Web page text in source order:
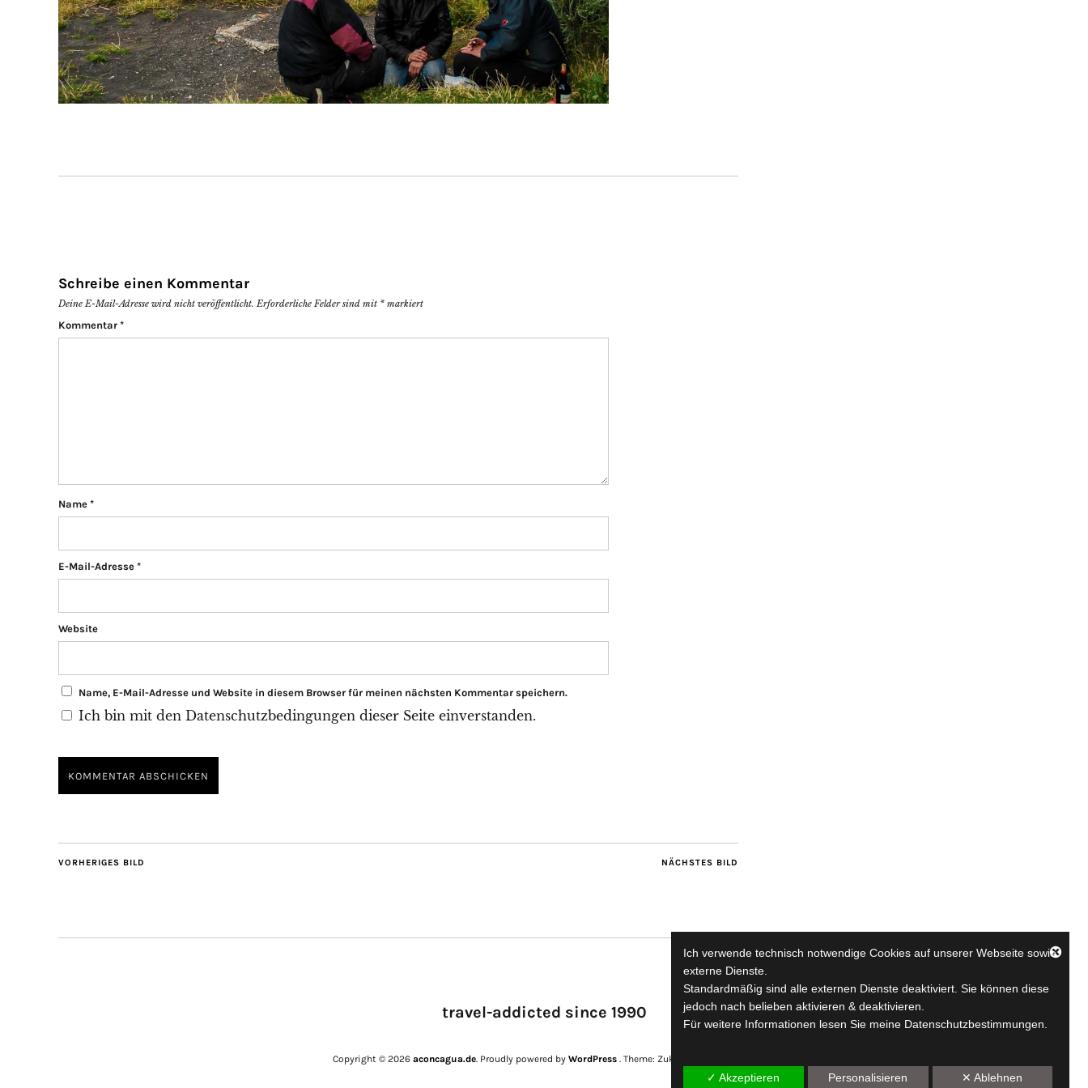
Schreibe einen Kommentar
Deine E-Mail-Adresse wird nicht veröffentlicht. Erforderliche Felder sind mit * markiert
Kommentar *
Name *
E-Mail-Adresse *
Website
Name, E-Mail-Adresse und Website in diesem Browser für meinen nächsten Kommentar speichern.
Ich bin mit den Datenschutzbedingungen dieser Seite einverstanden.
NÄCHSTES BILD
VORHERIGES BILD
travel-addicted since 1990
Copyright © 2026 aconcagua.de Proudly powered by WordPress Theme: Zuki von
Ich verwende technisch notwendige Cookies auf unserer Webseite sowie
externe Dienste.
Standardmäßig sind alle externen Dienste deaktiviert. Sie können diese
jedoch nach belieben aktivieren & deaktivieren.
Für weitere Informationen lesen Sie meine Datenschutzbestimmungen.
✓ Akzeptieren Personalisieren ✕ Ablehnen